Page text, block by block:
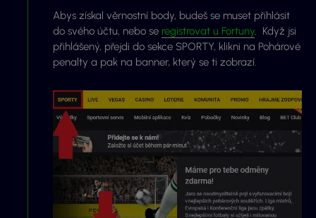
Abys získal věrnostní body, budeš se muset přihlásit
do svého účtu, nebo se registrovat u Fortuny. Když jsi
přihlášený, přejdi do sekce SPORTY, klikni na Pohárové
penalty a pak na banner, který se ti zobrazí.